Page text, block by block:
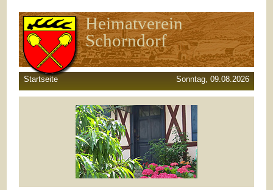
Heimatverein
Schorndorf
Startseite Sonntag, 09.08.2026